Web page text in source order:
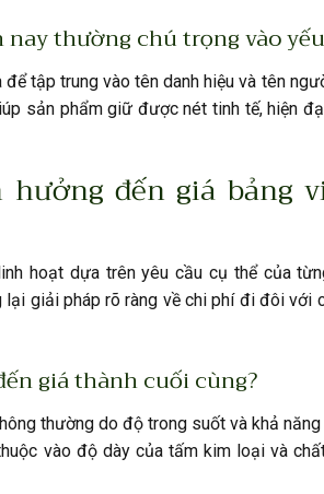
thường chú trọng vào
tập trung vào tên danh hiệu và tên
sản phẩm giữ được nét tinh tế, hiện
đến giá bảng
hoạt dựa trên yêu cầu cụ thể của
lại giải pháp rõ ràng về chi phí đi đôi
giá thành cuối cùng?
thường do độ trong suốt và khả
vào độ dày của tấm kim loại và